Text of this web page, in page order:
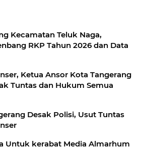
Kecamatan Teluk Naga,
RKP Tahun 2026 dan Data
Ketua Ansor Kota Tangerang
Tuntas dan Hukum Semua
Desak Polisi, Usut Tuntas
Untuk kerabat Media Almarhum